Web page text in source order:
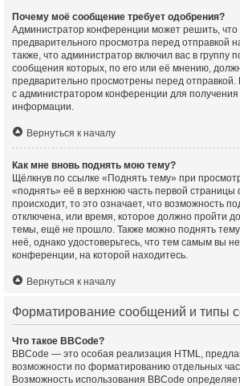
Почему моё сообщение требует одобрения?
Администратор конференции может решить,
предварительного просмотра перед отправкой
также, что администратор включил вас в группу
сообщения которых, по его или её мнению,
предварительно просмотрены перед отправкой.
с администратором конференции для
информации.
Вернуться к началу
Как мне вновь поднять мою тему?
Щёлкнув по ссылке «Поднять тему» при
«поднять» её в верхнюю часть первой страницы
происходит, то это означает, что возможность
отключена, или время, которое должно пройти
темы, ещё не прошло. Также можно поднять
неё, однако удостоверьтесь, что тем самым вы
конференции, на которой находитесь.
Вернуться к началу
Форматирование сообщений и типы
Что такое BBCode?
BBCode — это особая реализация HTML,
возможности по форматированию отдельных
Возможность использования BBCode